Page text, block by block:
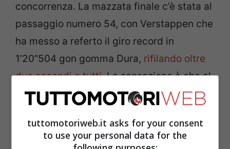
concorrenza. La mazzata finale c’è stata al
passaggio numero 54, con Verstappen che
ha messo a referto il giro record in
1’20”504 gon gomma Dura, rifilando oltre
due secondi a tutti. La sensazione è che al
figlio di Jos quel tempo sia “scappato”,
nascondere il suo vero potenziale a tutta la
tuttomotoriweb.it asks for your consent
to use your personal data for the